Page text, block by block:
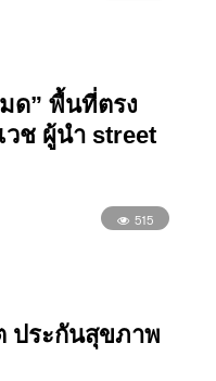
ด” พื้นที่ตรง
วช ผู้นำ street
515
ประกันสุขภาพ